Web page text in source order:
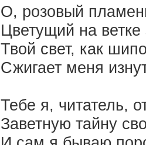
О, розовый
Цветущий на ветке
Твой свет, как
Сжигает меня
Тебе я, читатель,
Заветную тайну